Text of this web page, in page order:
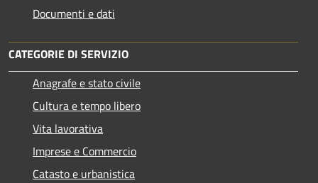
Documenti e dati
CATEGORIE DI SERVIZIO
Anagrafe e stato civile
Cultura e tempo libero
Vita lavorativa
Imprese e Commercio
Catasto e urbanistica